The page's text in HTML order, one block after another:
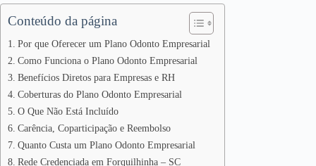
Conteúdo da página
Por que Oferecer um Plano Odonto Empresarial
Como Funciona o Plano Odonto Empresarial
Benefícios Diretos para Empresas e RH
Coberturas do Plano Odonto Empresarial
O Que Não Está Incluído
Carência, Coparticipação e Reembolso
Quanto Custa um Plano Odonto Empresarial
Rede Credenciada em Forquilhinha – SC